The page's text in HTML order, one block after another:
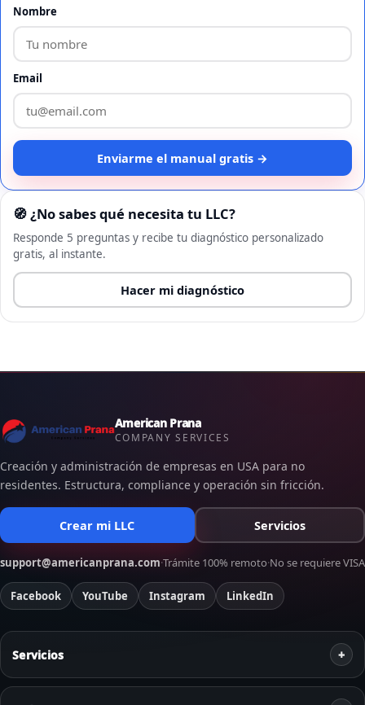
Nombre
Email
Enviarme el manual gratis →
🧭 ¿No sabes qué necesita tu LLC?
Responde 5 preguntas y recibe tu diagnóstico personalizado
gratis, al instante.
Hacer mi diagnóstico
American Prana
COMPANY SERVICES
Creación y administración de empresas en USA para no
residentes. Estructura, compliance y operación sin fricción.
Crear mi LLC Servicios
support@americanprana.com·Trámite 100% remoto·No se requiere VISA
Facebook YouTube Instagram LinkedIn
Servicios